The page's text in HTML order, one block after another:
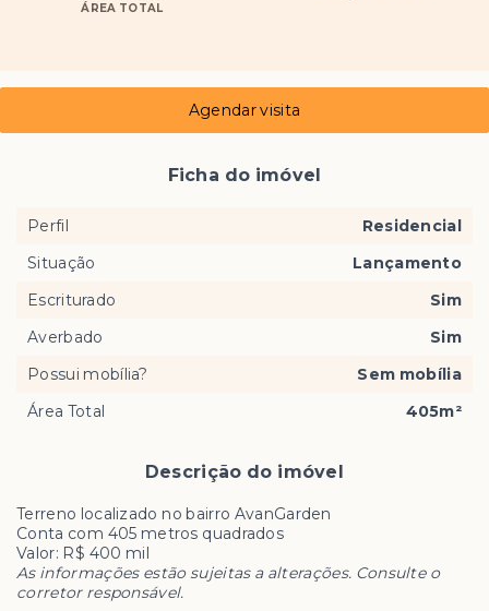
ÁREA TOTAL
Descrição do imóvel
Terreno localizado no bairro AvanGarden
Conta com 405 metros quadrados
Valor: R$ 400 mil
As informações estão sujeitas a alterações. Consulte o
corretor responsável.
Agendar visita
Ficha do imóvel
Perfil
Residencial
Situação
Lançamento
Escriturado
Sim
Averbado
Sim
Possui mobília?
Sem mobília
Área Total
405m²